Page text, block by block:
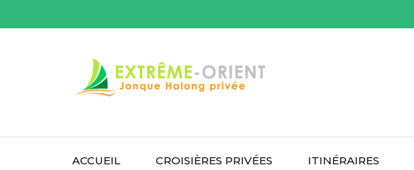
au
ACCUEIL CROISIÈRES PRIVÉES ITINÉRAIRES